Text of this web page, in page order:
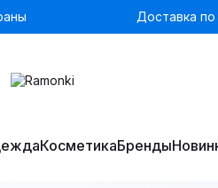
Доставка
КосметикаБренды